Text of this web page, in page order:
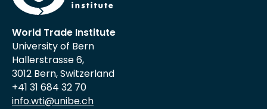
World Trade Institute
University of Bern
Hallerstrasse 6,
3012 Bern, Switzerland
+41 31 684 32 70
info.wti@unibe.ch